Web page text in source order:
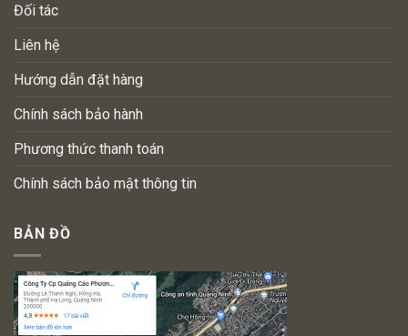
Đối tác
Liên hệ
Hướng dẫn đặt hàng
Chính sách bảo hành
Phương thức thanh toán
Chính sách bảo mật thông tin
BẢN ĐỒ